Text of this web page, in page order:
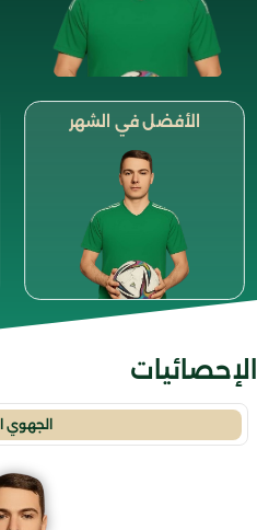
الأفضل في الشهر
الإحصائيات
الجهوي